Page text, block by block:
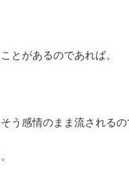
とがあるのであれば。
う感情のまま流されるの